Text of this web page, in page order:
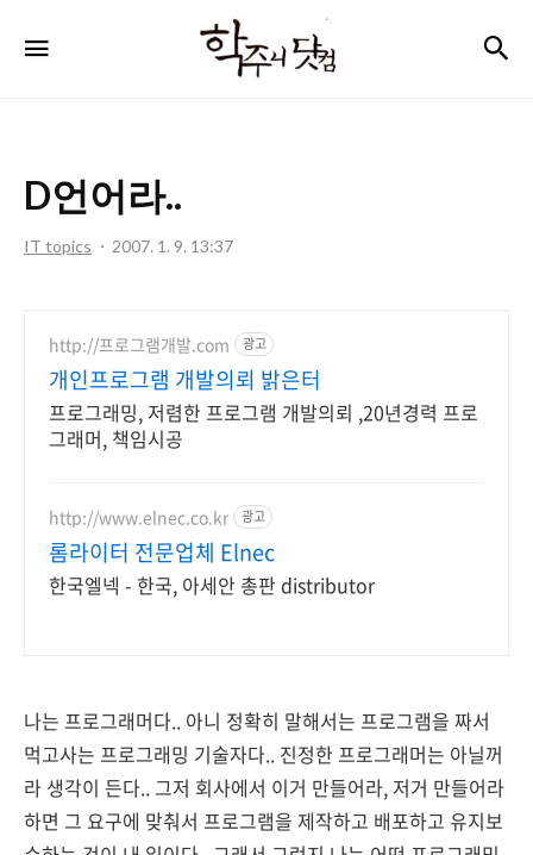
주
D언어라..
IT topics 2007. 1. 9. 13:37
http://프로그램개발.com 광고
개인프로그램 개발의뢰 밝은터
프로그래밍, 저렴한 프로그램 개발의뢰 ,20년경력 프로
그래머, 책임시공
http://www.elnec.co.kr 광고
롬라이터 전문업체 Elnec
한국엘넥 - 한국, 아세안 총판 distributor
나는 프로그래머다.. 아니 정확히 말해서는 프로그램을 짜서
먹고사는 프로그래밍 기술자다.. 진정한 프로그래머는 아닐꺼
라 생각이 든다.. 그저 회사에서 이거 만들어라, 저거 만들어라
하면 그 요구에 맞춰서 프로그램을 제작하고 배포하고 유지보